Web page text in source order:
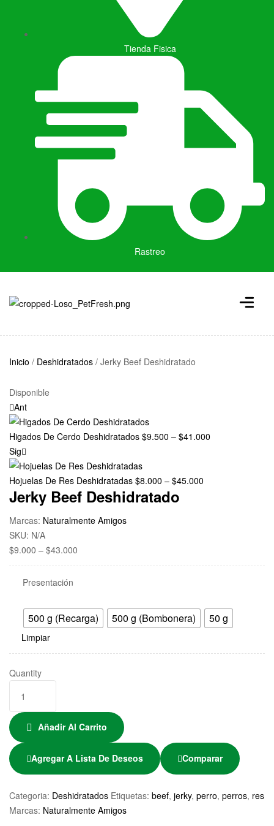
Tienda Fisica
Rastreo
Inicio / Deshidratados / Jerky Beef Deshidratado
Disponible
Ant
Higados De Cerdo Deshidratados $9.500 – $41.000
Sig
Hojuelas De Res Deshidratadas $8.000 – $45.000
Jerky Beef Deshidratado
Marcas: Naturalmente Amigos
SKU: N/A
$9.000 – $43.000
Presentación
500 g (Recarga) 500 g (Bombonera) 50 g
Limpiar
Quantity
Añadir Al Carrito
Agregar A Lista De Deseos Comparar
Categoria: Deshidratados Etiquetas: beef, jerky, perro, perros, res
Marcas: Naturalmente Amigos